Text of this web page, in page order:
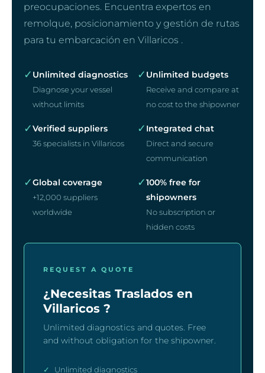
preocupaciones. Encuentra expertos en
remolque, posicionamiento y gestión de rutas
para tu embarcación en Villaricos .
✓ Unlimited diagnostics
Diagnose your vessel
without limits
✓ Unlimited budgets
Receive and compare at
no cost to the shipowner
✓Verified suppliers
36 specialists in Villaricos
✓ Integrated chat
Direct and secure
communication
✓Global coverage
+12,000 suppliers
worldwide
✓100% free for
shipowners
No subscription or
hidden costs
REQUEST A QUOTE
¿Necesitas Traslados en
Villaricos ?
Unlimited diagnostics and quotes. Free
and without obligation for the shipowner.
✓ Unlimited diagnostics